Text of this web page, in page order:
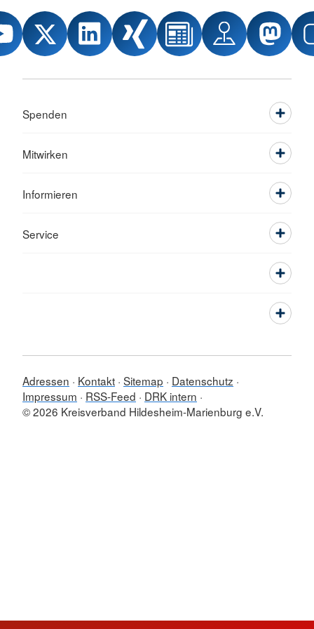
Spenden
Mitwirken
Informieren
Service
Adressen Kontakt Sitemap
Datenschutz
Impressum
RSS-Feed
DRK intern
© 2026 Kreisverband Hildesheim-Marienburg e.V.